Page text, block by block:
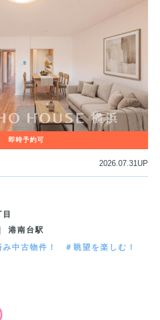
2026.07.31UP
港南台駅
中古物件！
＃眺望を楽しむ！